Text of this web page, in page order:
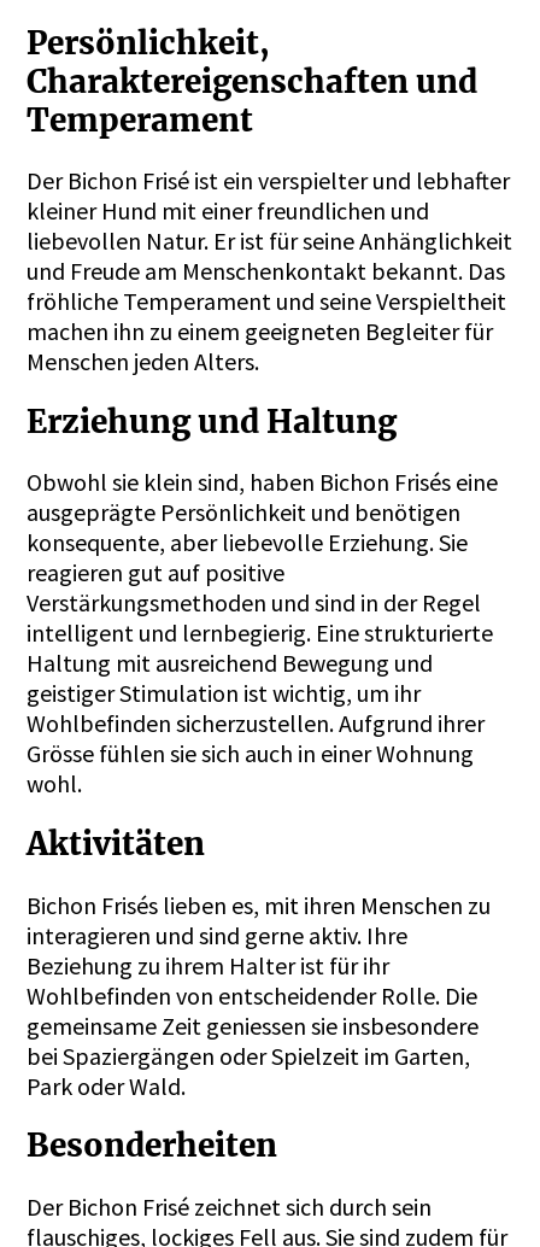
Persönlichkeit,
Charaktereigenschaften und
Temperament
Der Bichon Frisé ist ein verspielter und lebhafter
kleiner Hund mit einer freundlichen und
liebevollen Natur. Er ist für seine Anhänglichkeit
und Freude am Menschenkontakt bekannt. Das
fröhliche Temperament und seine Verspieltheit
machen ihn zu einem geeigneten Begleiter für
Menschen jeden Alters.
Erziehung und Haltung
Obwohl sie klein sind, haben Bichon Frisés eine
ausgeprägte Persönlichkeit und benötigen
konsequente, aber liebevolle Erziehung. Sie
reagieren gut auf positive
Verstärkungsmethoden und sind in der Regel
intelligent und lernbegierig. Eine strukturierte
Haltung mit ausreichend Bewegung und
geistiger Stimulation ist wichtig, um ihr
Wohlbefinden sicherzustellen. Aufgrund ihrer
Grösse fühlen sie sich auch in einer Wohnung
wohl.
Aktivitäten
Bichon Frisés lieben es, mit ihren Menschen zu
interagieren und sind gerne aktiv. Ihre
Beziehung zu ihrem Halter ist für ihr
Wohlbefinden von entscheidender Rolle. Die
gemeinsame Zeit geniessen sie insbesondere
bei Spaziergängen oder Spielzeit im Garten,
Park oder Wald.
Besonderheiten
Der Bichon Frisé zeichnet sich durch sein
flauschiges, lockiges Fell aus. Sie sind zudem für